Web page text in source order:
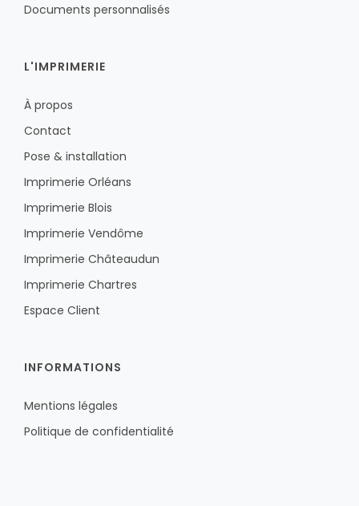
Documents personnalisés
L'IMPRIMERIE
À propos
Contact
Pose & installation
Imprimerie Orléans
Imprimerie Blois
Imprimerie Vendôme
Imprimerie Châteaudun
Imprimerie Chartres
Espace Client
INFORMATIONS
Mentions légales
Politique de confidentialité